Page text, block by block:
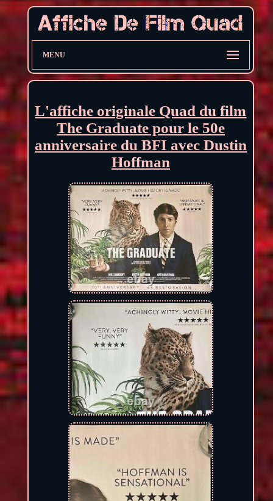
MENU
L'affiche originale Quad du film
The Graduate pour le 50e
anniversaire du BFI avec Dustin
Hoffman